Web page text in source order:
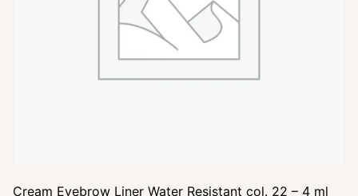
Cream Eyebrow Liner Water Resistant col. 22 – 4 ml